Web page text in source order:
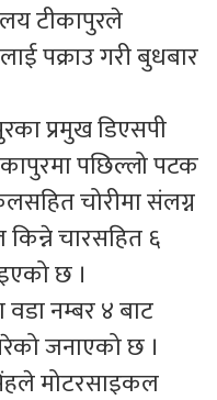
टीकापुरले
पक्राउ गरी बुधबार
प्रमुख डिएसपी
पछिल्लो पटक
चोरीमा संलग्न
चारसहित ६
छ ।
वडा नम्बर ४ बाट
जनाएको छ ।
मोटरसाइकल